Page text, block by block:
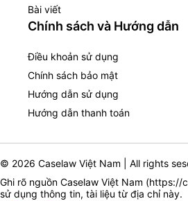
Bài viết
Chính sách và Hướng dẫn
Điều khoản sử dụng
Chính sách bảo mật
Hướng dẫn sử dụng
Hướng dẫn thanh toán
© 2026 Caselaw Việt Nam | All rights
Ghi rõ nguồn Caselaw Việt Nam (https://
sử dụng thông tin, tài liệu từ địa chỉ này.